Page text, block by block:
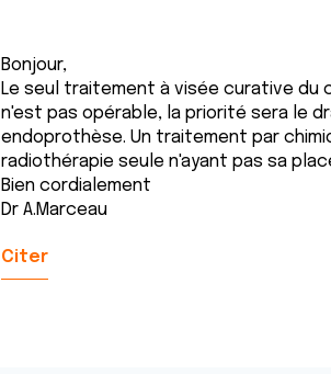
Bonjour,
Le seul traitement à visée curative du
n'est pas opérable, la priorité sera le
endoprothèse. Un traitement par
radiothérapie seule n'ayant pas sa
Bien cordialement
Dr A.Marceau
Citer